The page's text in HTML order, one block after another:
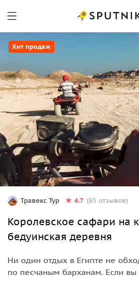
Хит продаж
Травекс Тур 4.7 (85 отзывов)
Королевское сафари на
бедуинская деревня
Ни один отдых в Египте не
по песчаным барханам. Если